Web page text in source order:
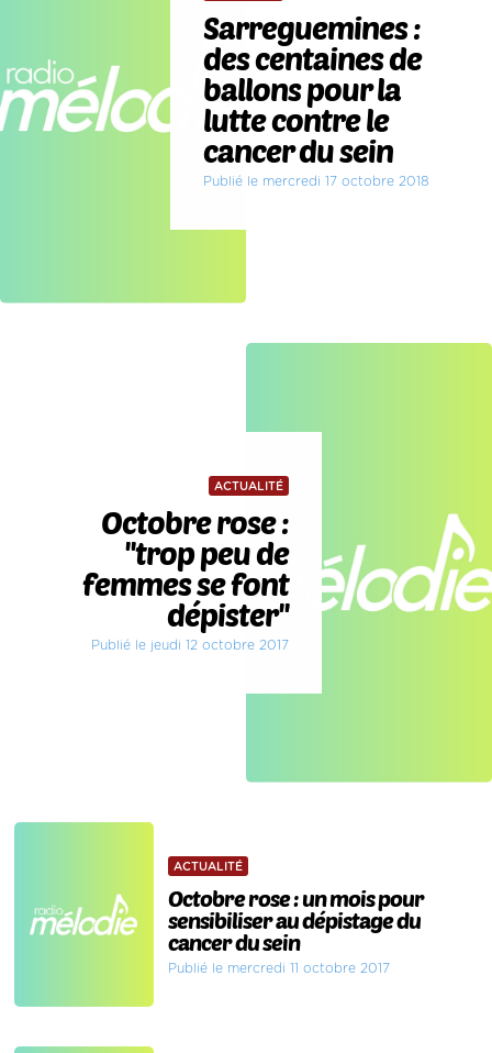
Sarreguemines :
des centaines de
ballons pour la
lutte contre le
cancer du sein
Publié le mercredi 17 octobre 2018
ACTUALITÉ
Octobre rose :
''trop peu de
femmes se font
dépister''
Publié le jeudi 12 octobre 2017
ACTUALITÉ
Octobre rose : un mois pour
sensibiliser au dépistage du
cancer du sein
Publié le mercredi 11 octobre 2017